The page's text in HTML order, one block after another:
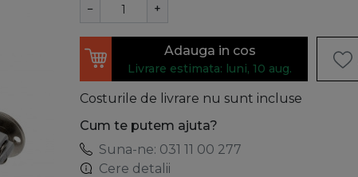
− +
Adauga in cos
Livrare estimata: luni, 10 aug.
Costurile de livrare nu sunt incluse
Cum te putem ajuta?
Suna-ne: 031 11 00 277
Cere detalii